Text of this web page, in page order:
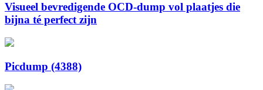
Visueel bevredigende OCD-dump vol plaatjes die
bijna té perfect zijn
Picdump (4388)